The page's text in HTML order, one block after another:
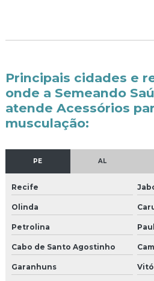
Principais cidades e
onde a Semeando
atende Acessórios
musculação:
PE AL
Recife
Olinda
Petrolina
Cabo de Santo Agostinho
Garanhuns